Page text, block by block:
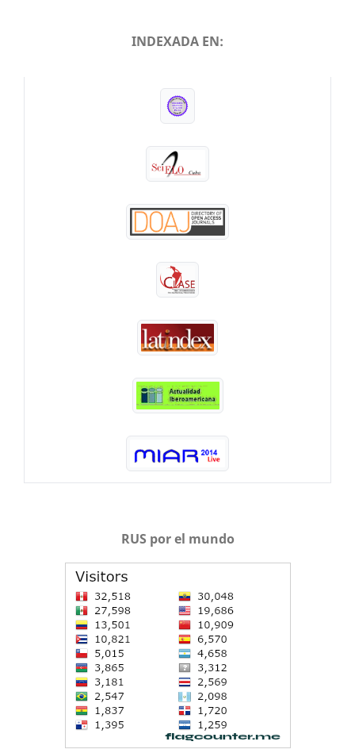
INDEXADA EN:
RUS por el mundo